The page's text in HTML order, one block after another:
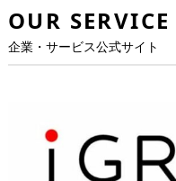
OUR SERVICE
企業・サービス公式サイト